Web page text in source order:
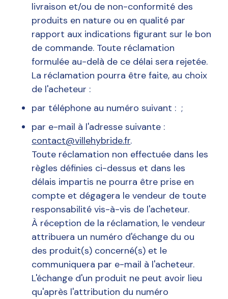
livraison et/ou de non-conformité des
produits en nature ou en qualité par
rapport aux indications figurant sur le bon
de commande. Toute réclamation
formulée au-delà de ce délai sera rejetée.
La réclamation pourra être faite, au choix
de l'acheteur :
par téléphone au numéro suivant : ;
par e-mail à l'adresse suivante :
contact@villehybride.fr.
Toute réclamation non effectuée dans les
règles définies ci-dessus et dans les
délais impartis ne pourra être prise en
compte et dégagera le vendeur de toute
responsabilité vis-à-vis de l'acheteur.
À réception de la réclamation, le vendeur
attribuera un numéro d'échange du ou
des produit(s) concerné(s) et le
communiquera par e-mail à l'acheteur.
L'échange d'un produit ne peut avoir lieu
qu'après l'attribution du numéro